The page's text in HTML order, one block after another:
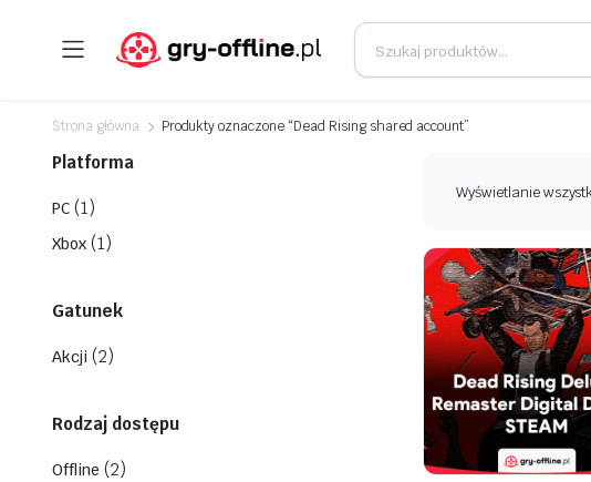
Strona główna Produkty oznaczone “Dead Rising shared account”
Wyświetlanie
Platforma
PC (1)
Xbox (1)
Gatunek
Akcji (2)
Rodzaj dostępu
Offline (2)